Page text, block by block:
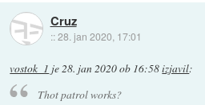
Cruz
::28. jan 2020, 17:01
vostok_1 je28. jan 2020 ob 16:58izjavil:
Thot patrol works?